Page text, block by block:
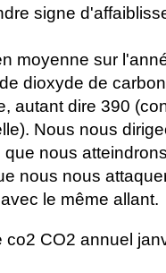
signe
moyenne sur
dioxyde de
autant dire 390
Nous nous
nous
nous nous
le même allant.